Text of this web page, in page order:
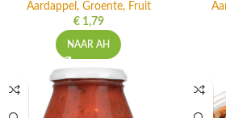
Aardappel, Groente, Fruit
€1,79
NAAR AH